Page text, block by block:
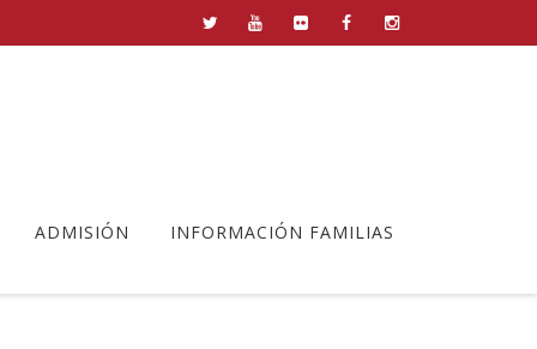
ADMISIÓN INFORMACIÓN FAMILIAS